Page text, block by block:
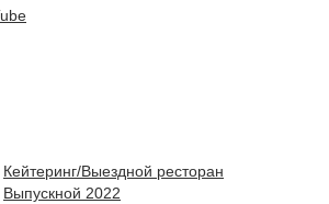
Кейтеринг/Выездной ресторан
Выпускной 2022